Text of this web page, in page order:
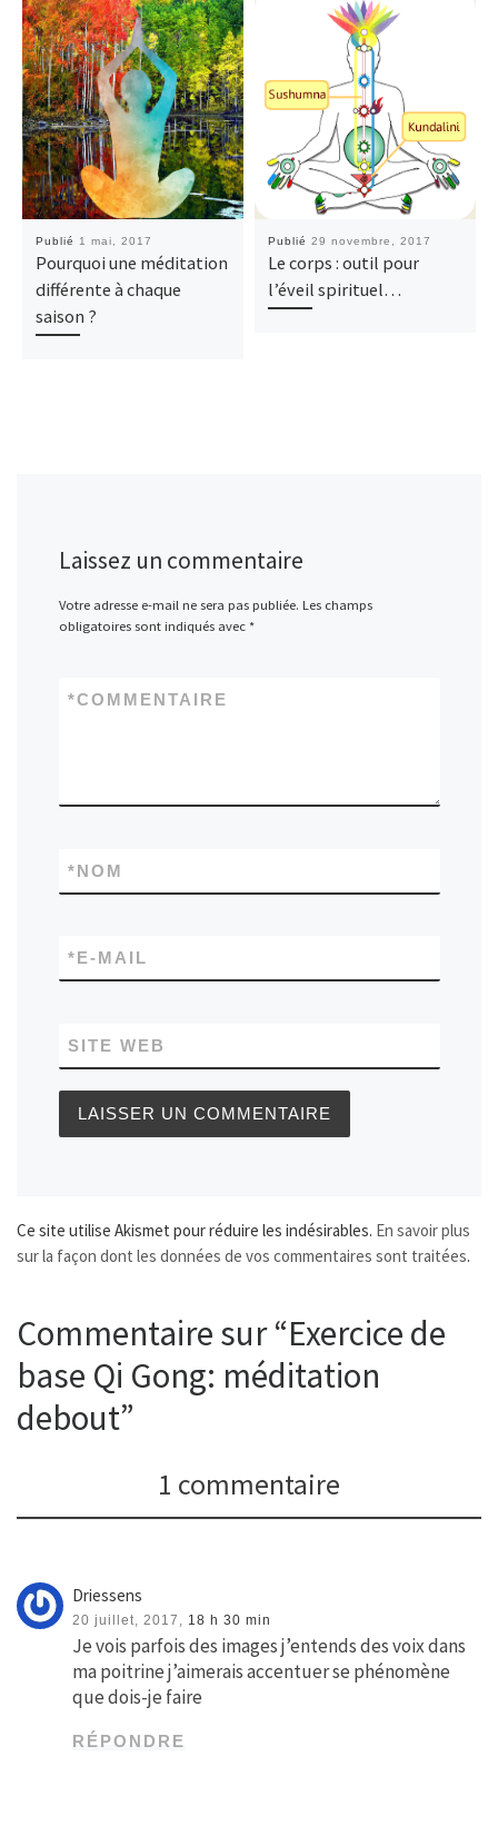
Publié 1 mai, 2017
Pourquoi une méditation
différente à chaque
saison ?
Publié 29 novembre, 2017
Le corps : outil pour
l’éveil spirituel…
Laissez un commentaire
Votre adresse e-mail ne sera pas publiée. Les champs
obligatoires sont indiqués avec *
COMMENTAIRE
*
NOM
*
E-MAIL
*
SITE WEB
Ce site utilise Akismet pour réduire les indésirables. En savoir plus
sur la façon dont les données de vos commentaires sont traitées.
Commentaire sur “Exercice de
base Qi Gong: méditation
debout”
1 commentaire
Driessens
20 juillet, 2017, 18 h 30 min
Je vois parfois des images j’entends des voix dans
ma poitrine j’aimerais accentuer se phénomène
que dois-je faire
RÉPONDRE